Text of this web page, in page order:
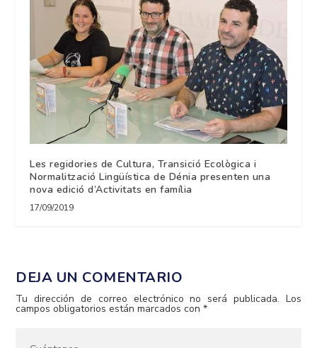
Les regidories de Cultura, Transició Ecològica i
Normalització Lingüística de Dénia presenten una
nova edició d’Activitats en família
17/09/2019
DEJA UN COMENTARIO
Tu dirección de correo electrónico no será publicada. Los
campos obligatorios están marcados con*